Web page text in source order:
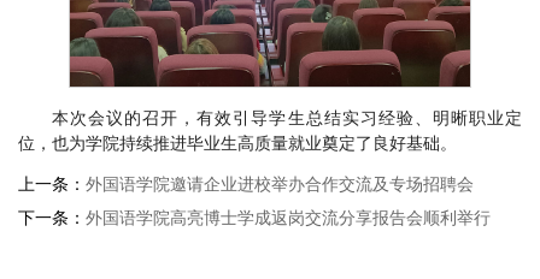
本次会议的召开，有效引导学生总结实习经验、明晰职业定
位，也为学院持续推进毕业生高质量就业奠定了良好基础。
上一条： 外国语学院邀请企业进校举办合作交流及专场招聘会
下一条： 外国语学院高亮博士学成返岗交流分享报告会顺利举行